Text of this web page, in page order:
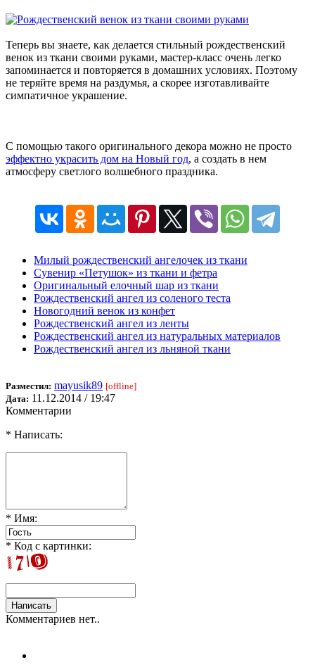
Теперь вы знаете, как делается стильный рождественский
венок из ткани своими руками, мастер-класс очень легко
запоминается и повторяется в домашних условиях. Поэтому
не теряйте время на раздумья, а скорее изготавливайте
симпатичное украшение.
С помощью такого оригинального декора можно не просто
эффектно украсить дом на Новый год, а создать в нем
атмосферу светлого волшебного праздника.
Милый рождественский ангелочек из ткани
Сувенир «Петушок» из ткани и фетра
Оригинальный елочный шар из ткани
Рождественский ангел из соленого теста
Новогодний венок из конфет
Рождественский ангел из ленты
Рождественский ангел из натуральных материалов
Рождественский ангел из льняной ткани
Разместил: mayusik89 [offline]
Дата: 11.12.2014 / 19:47
Комментарии
* Написать:
* Имя:
* Код с картинки:
Комментариев нет..